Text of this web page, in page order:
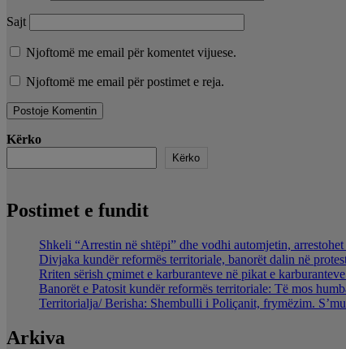
Sajt
Njoftomë me email për komentet vijuese.
Njoftomë me email për postimet e reja.
Kërko
Kërko
Postimet e fundit
Shkeli “Arrestin në shtëpi” dhe vodhi automjetin,
Divjaka kundër reformës territoriale, banorët dalin në
Rriten sërish çmimet e karburanteve në pikat e
Banorët e Patosit kundër reformës territoriale: Të mos
Territorialja/ Berisha: Shembulli i Poliçanit, frymëzim.
Arkiva